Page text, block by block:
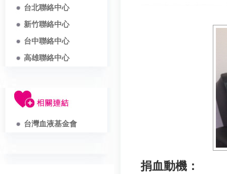
台北聯絡中心
新竹聯絡中心
台中聯絡中心
高雄聯絡中心
台灣血液基金會
捐血動機：